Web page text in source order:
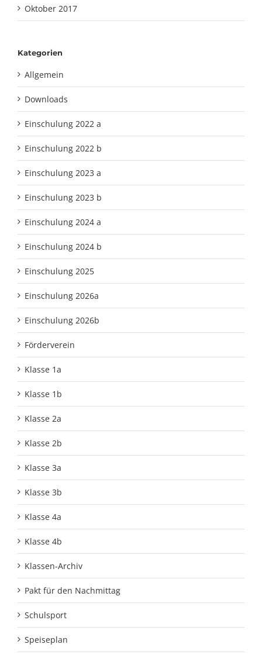
Oktober 2017
Kategorien
Allgemein
Downloads
Einschulung 2022 a
Einschulung 2022 b
Einschulung 2023 a
Einschulung 2023 b
Einschulung 2024 a
Einschulung 2024 b
Einschulung 2025
Einschulung 2026a
Einschulung 2026b
Förderverein
Klasse 1a
Klasse 1b
Klasse 2a
Klasse 2b
Klasse 3a
Klasse 3b
Klasse 4a
Klasse 4b
Klassen-Archiv
Pakt für den Nachmittag
Schulsport
Speiseplan